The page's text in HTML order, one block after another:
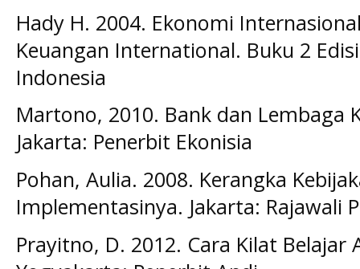
Hady H. 2004. Ekonomi
Keuangan International. Buku 2
Indonesia
Martono, 2010. Bank dan Lembaga
Jakarta: Penerbit Ekonisia
Pohan, Aulia. 2008. Kerangka
Implementasinya. Jakarta: Rajawali
Prayitno, D. 2012. Cara Kilat Belajar